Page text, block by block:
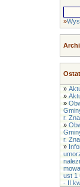
»
»
»
»
r.
»
r.
»
ust 1
- II